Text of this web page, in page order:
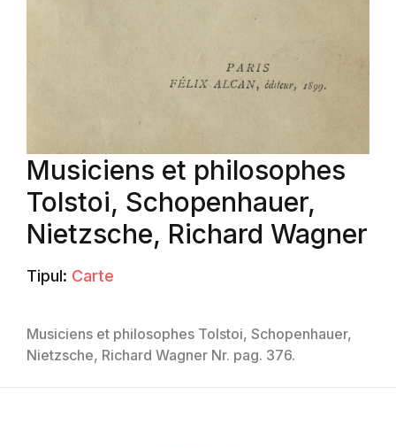
Musiciens et philosophes
Tolstoi, Schopenhauer,
Nietzsche, Richard Wagner
Tipul: Carte
Musiciens et philosophes Tolstoi, Schopenhauer,
Nietzsche, Richard Wagner Nr. pag. 376.